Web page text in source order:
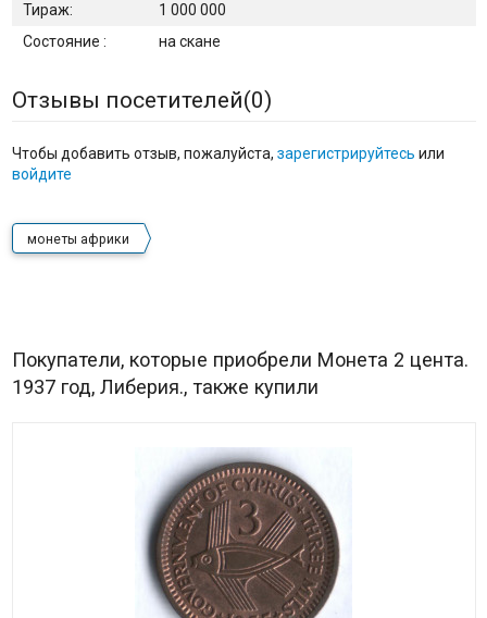
Тираж:
1 000 000
Состояние :
на скане
Отзывы посетителей(0)
Чтобы добавить отзыв, пожалуйста, зарегистрируйтесь или
войдите
монеты африки
Покупатели, которые приобрели Монета 2 цента.
1937 год, Либерия., также купили